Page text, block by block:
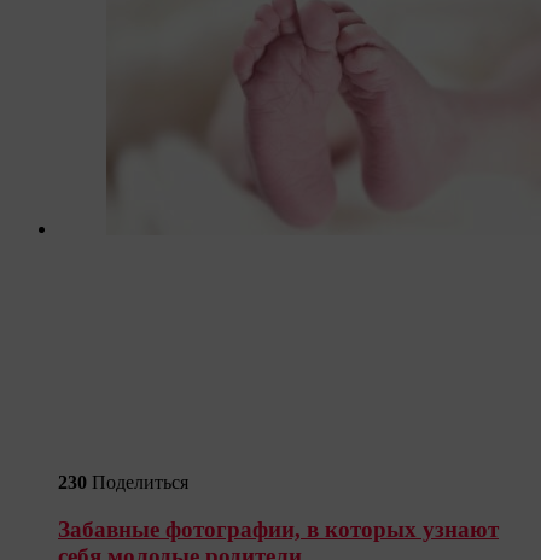
230 Поделиться
Забавные фотографии, в которых узнают